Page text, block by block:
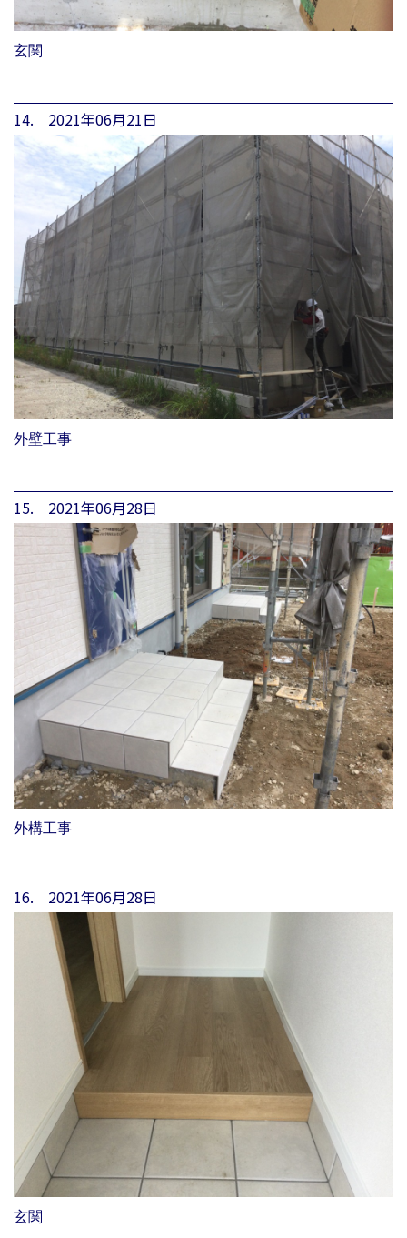
玄関
14. 2021年06月21日
外壁工事
15. 2021年06月28日
外構工事
16. 2021年06月28日
玄関